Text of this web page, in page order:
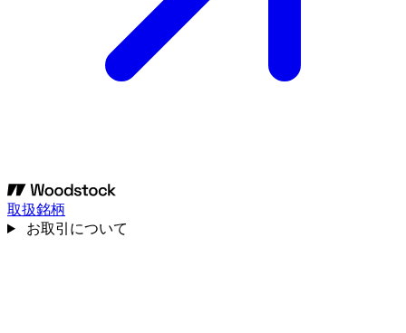
取扱銘柄
お取引について